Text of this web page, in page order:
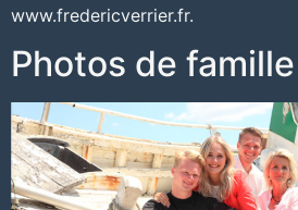
www.fredericverrier.fr.
Photos de famille